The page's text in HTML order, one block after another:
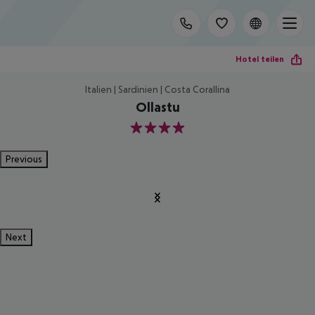
Hotel teilen
Italien | Sardinien | Costa Corallina
Ollastu
4
Previous
Next